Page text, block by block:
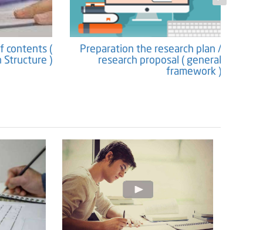
Preparation the research plan /
research proposal ( general
framework )
contents (
Structure )